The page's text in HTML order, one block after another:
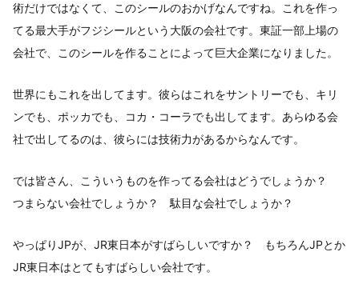
術だけではなくて、このシールのおかげなんですね。これを作っ
てる最大手がフジシールという大阪の会社です。東証一部上場の
会社で、このシールを作ることによって巨大企業になりました。
世界にもこれを出してます。彼らはこれをサントリーでも、キリ
ンでも、ポッカでも、コカ・コーラでも出してます。あらゆる会
社で出してるのは、彼らには技術力があるからなんです。
では皆さん、こういうものを作ってる会社はどうでしょうか？
つまらない会社でしょうか？ 駄目な会社でしょうか？
やっぱりJPが、JR東日本がすばらしいですか？ もちろんJPとか
JR東日本はとてもすばらしい会社です。